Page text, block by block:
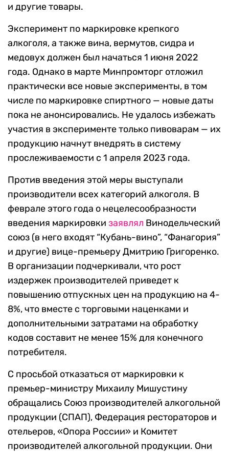
и другие товары.
Эксперимент по маркировке крепкого
алкоголя, а также вина, вермутов, сидра и
медовух должен был начаться 1 июня 2022
года. Однако в марте Минпромторг отложил
практически все новые эксперименты, в том
числе по маркировке спиртного — новые даты
пока не анонсировались. Не удалось избежать
участия в эксперименте только пивоварам — их
продукцию начнут внедрять в систему
прослеживаемости с 1 апреля 2023 года.
Против введения этой меры выступали
производители всех категорий алкоголя. В
феврале этого года о нецелесообразности
введения маркировки заявлял Винодельческий
союз (в него входят “Кубань-вино”, “Фанагория”
и другие) вице-премьеру Дмитрию Григоренко.
В организации подчеркивали, что рост
издержек производителей приведет к
повышению отпускных цен на продукцию на 4-
8%, что вместе с торговыми наценками и
дополнительными затратами на обработку
кодов составит не менее 15% для конечного
потребителя.
С просьбой отказаться от маркировки к
премьер-министру Михаилу Мишустину
обращались Союз производителей алкогольной
продукции (СПАП), Федерация рестораторов и
отельеров, «Опора России» и Комитет
производителей алкогольной продукции. Они